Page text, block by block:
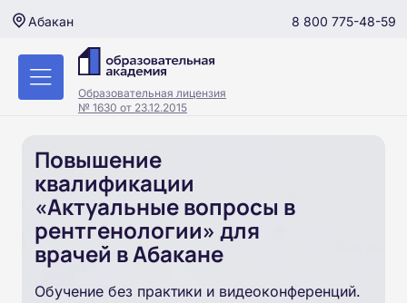
Абакан 8 800 775-48-59
Образовательная лицензия
№ 1630 от 23.12.2015
Повышение
квалификации
«Актуальные вопросы в
рентгенологии» для
врачей в Абакане
Обучение без практики и видеоконференций.